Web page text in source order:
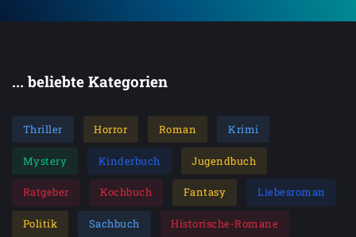
... beliebte Kategorien
Thriller Horror Roman Krimi
Mystery Kinderbuch Jugendbuch
Ratgeber Kochbuch Fantasy Liebesroman
Politik Sachbuch Historische-Romane